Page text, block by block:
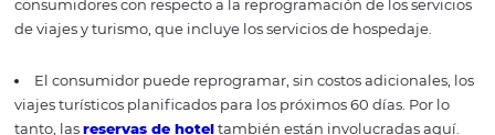
Reagendamento de
Reservas